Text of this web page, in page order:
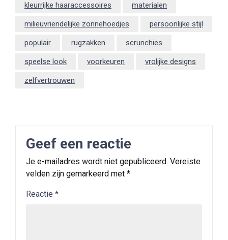
kleurrijke haaraccessoires materialen
milieuvriendelijke zonnehoedjes persoonlijke stijl
populair rugzakken scrunchies
speelse look voorkeuren vrolijke designs
zelfvertrouwen
Geef een reactie
Je e-mailadres wordt niet gepubliceerd. Vereiste
velden zijn gemarkeerd met *
Reactie *